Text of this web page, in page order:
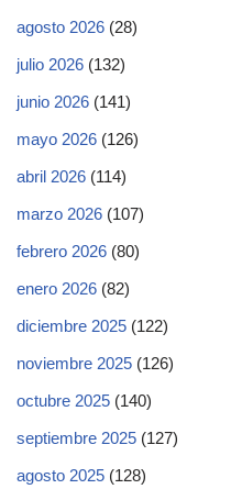
agosto 2026 (28)
julio 2026 (132)
junio 2026 (141)
mayo 2026 (126)
abril 2026 (114)
marzo 2026 (107)
febrero 2026 (80)
enero 2026 (82)
diciembre 2025 (122)
noviembre 2025 (126)
octubre 2025 (140)
septiembre 2025 (127)
agosto 2025 (128)